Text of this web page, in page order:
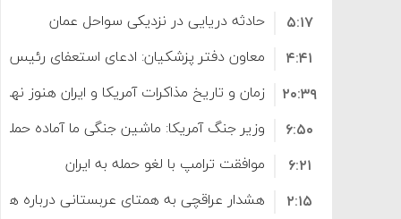
حادثه دریایی در نزدیکی سواحل عمان
۵:۱۷
معاون دفتر پزشکیان: ادعای استعفای
است
۴:۴۱
زمان و تاریخ مذاکرات آمریکا و ایران هنوز
۲۰:۳۹
وزیر جنگ آمریکا: ماشین جنگی ما آماده حمله
۶:۵۰
موافقت ترامپ با لغو حمله به ایران
۶:۲۱
هشدار عراقچی به همتای عربستانی درباره
۲:۱۵